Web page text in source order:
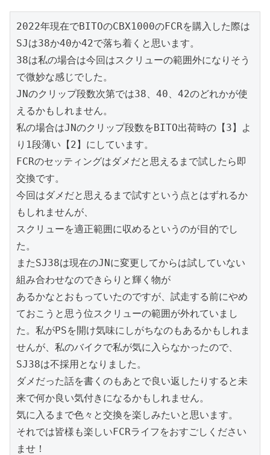
2022年現在でBITOのCBX1000のFCRを購入した際は
SJは38か40か42で落ち着くと思います。
38は私の場合は今回はスクリューの範囲外になりそう
で微妙な感じでした。
JNのクリップ段数次第では38、40、42のどれかが使
えるかもしれません。
私の場合はJNのクリップ段数をBITO出荷時の【3】よ
り1段薄い【2】にしています。
FCRのセッティングはダメだと思えるまで試したら即
交換です。
今回はダメだと思えるまで試すという点とはずれるか
もしれませんが、
スクリューを適正範囲に収めるというのが目的でし
た。
またSJ38は現在のJNに変更してからは試していない
組み合わせなのできらりと輝く物が
あるかなとおもっていたのですが、試走する前にやめ
ておこうと思う位スクリューの範囲が外れていまし
た。私がPSを開け気味にしがちなのもあるかもしれま
せんが、私のバイクで私が気に入らなかったので、
SJ38は不採用となりました。
ダメだった話を書くのもあとで良い返したりすると未
来で何か良い気付きになるかもしれません。
気に入るまで色々と交換を楽しみたいと思います。
それでは皆様も楽しいFCRライフをおすごしください
ませ！